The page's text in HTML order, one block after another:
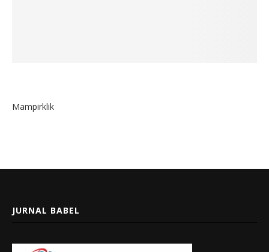
Mampirklik
JURNAL BABEL